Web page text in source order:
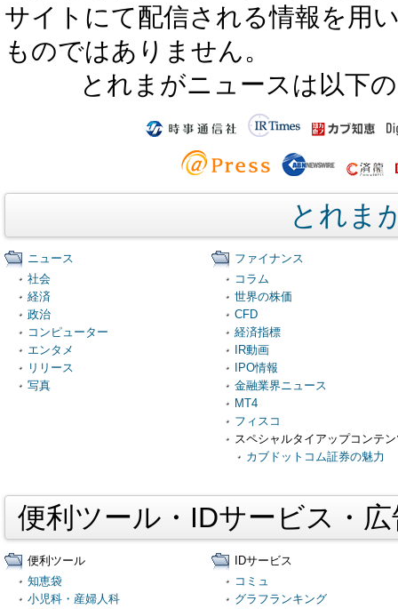
サイトにて配信される情報を用
ものではありません。
とれまがニュースは以下
とれま
ニュース
社会
経済
政治
コンピューター
エンタメ
リリース
写真
ファイナンス
コラム
世界の株価
CFD
経済指標
IR動画
IPO情報
金融業界ニュース
MT4
フィスコ
スペシャルタイアップコンテ
カブドットコム証券の魅力
便利ツール・IDサービス・
便利ツール
知恵袋
小児科・産婦人科
IDサービス
コミュ
グラフランキング